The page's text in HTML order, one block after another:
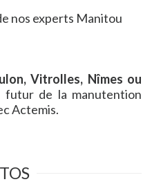
nos experts Manitou
Vitrolles, Nîmes ou
de la manutention
Actemis.